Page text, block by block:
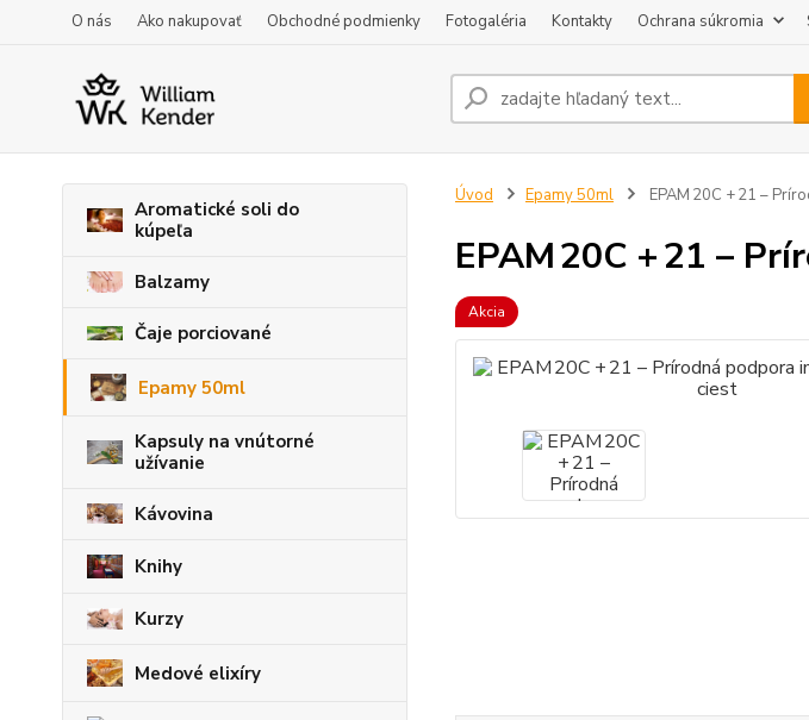
O nás Ako nakupovať Obchodné podmienky Fotogaléria Kontakty Ochrana súkromia
Aromatické soli do
kúpeľa
Balzamy
Čaje porciované
Epamy 50ml
Kapsuly na vnútorné
užívanie
Kávovina
Knihy
Kurzy
Medové elixíry
Úvod Epamy 50ml EPAM 20C + 21 –
EPAM 20C + 21 –
Akcia